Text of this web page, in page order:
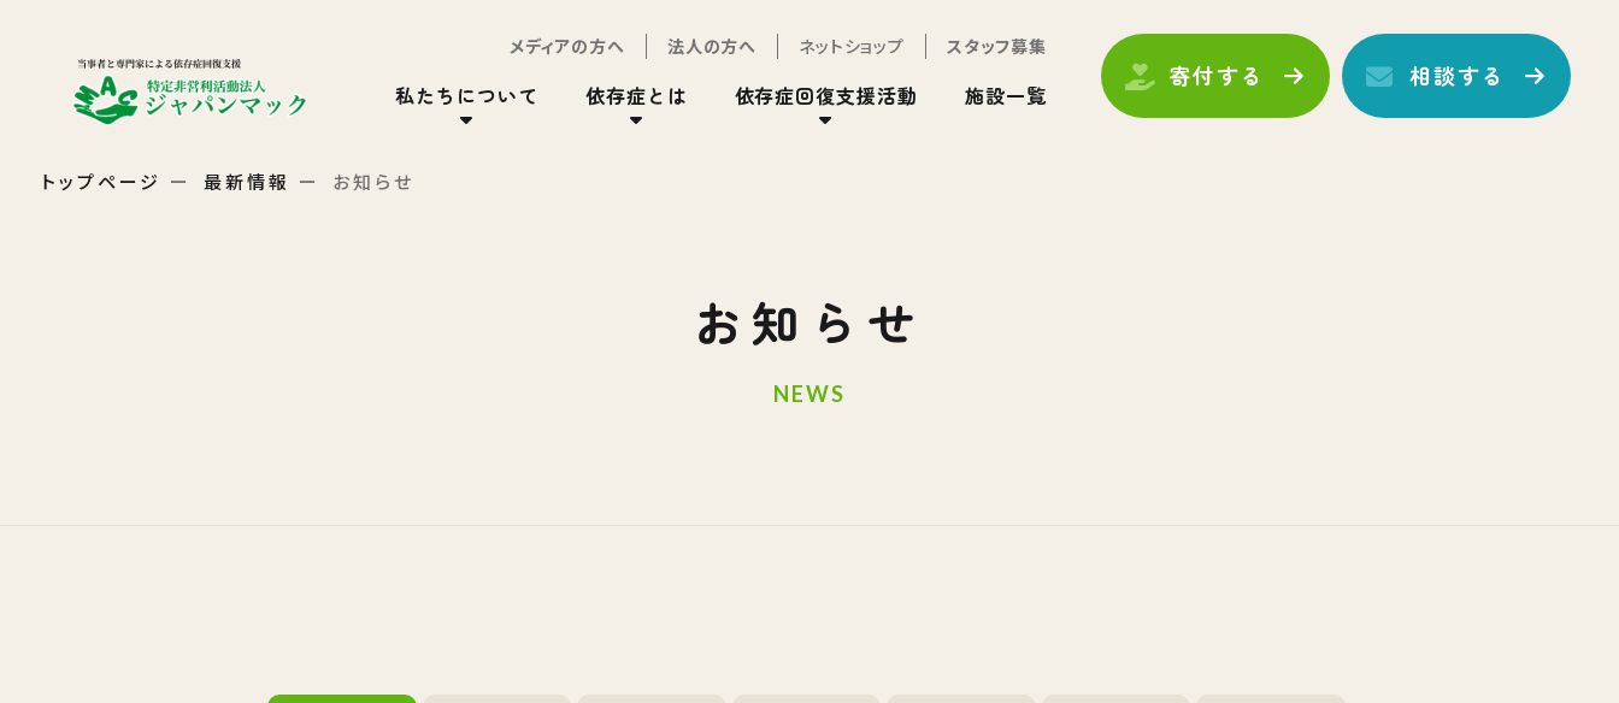
メディアの方へ 法人の方へ ネットショップ スタッフ募集
私たちについて 依存症とは 依存症回復支援活動 施設一覧
寄付する 相談する
トップページ 最新情報 お知らせ
お知らせ
NEWS